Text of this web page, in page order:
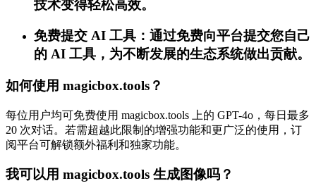
技术变得轻松高效。
免费提交 AI 工具：通过免费向平台提交您自己
的 AI 工具，为不断发展的生态系统做出贡献。
如何使用 magicbox.tools？
每位用户均可免费使用 magicbox.tools 上的 GPT-4o，每日最多
20 次对话。若需超越此限制的增强功能和更广泛的使用，订
阅平台可解锁额外福利和独家功能。
我可以用 magicbox.tools 生成图像吗？